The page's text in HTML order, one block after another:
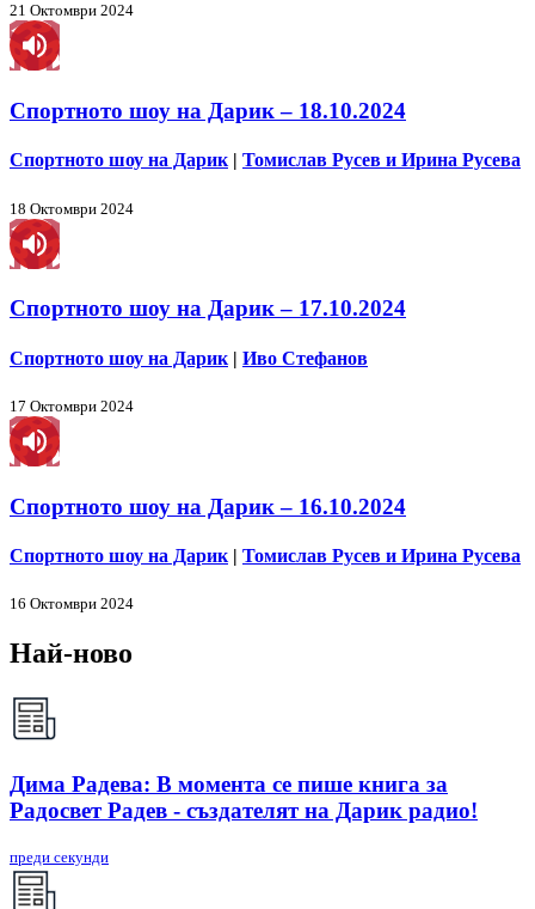
21 Октомври 2024
Спортното шоу на Дарик – 18.10.2024
Спортното шоу на Дарик| Томислав Русев и Ирина Русева
18 Октомври 2024
Спортното шоу на Дарик – 17.10.2024
Спортното шоу на Дарик | Иво Стефанов
17 Октомври 2024
Спортното шоу на Дарик – 16.10.2024
Спортното шоу на Дарик | Томислав Русев и Ирина Русева
16 Октомври 2024
Най-ново
Дима Радева: В момента се пише книга за
Радосвет Радев - създателят на Дарик радио!
преди секунди